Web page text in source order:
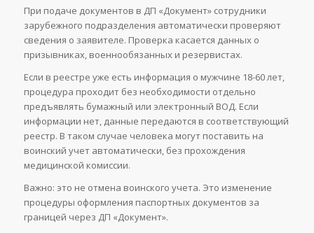
При подаче документов в ДП «Документ» сотрудники
зарубежного подразделения автоматически проверяют
сведения о заявителе. Проверка касается данных о
призывниках, военнообязанных и резервистах.
Если в реестре уже есть информация о мужчине 18-60 лет,
процедура проходит без необходимости отдельно
предъявлять бумажный или электронный ВОД. Если
информации нет, данные передаются в соответствующий
реестр. В таком случае человека могут поставить на
воинский учет автоматически, без прохождения
медицинской комиссии.
Важно: это не отмена воинского учета. Это изменение
процедуры оформления паспортных документов за
границей через ДП «Документ».